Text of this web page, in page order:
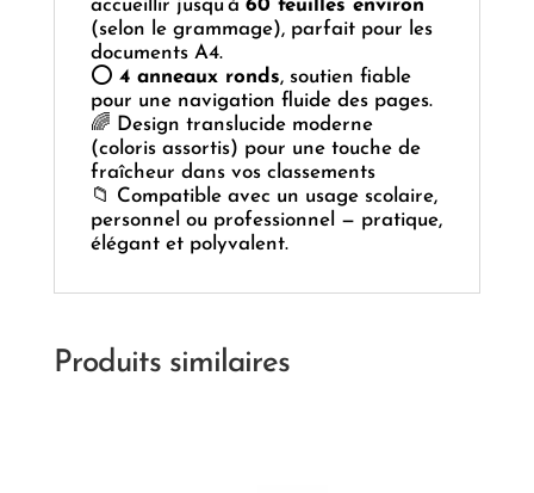
accueillir jusqu’à 60 feuilles environ
(selon le grammage), parfait pour les
documents A4.
⭕ 4 anneaux ronds, soutien fiable
pour une navigation fluide des pages.
🌈 Design translucide moderne
(coloris assortis) pour une touche de
fraîcheur dans vos classements
📁 Compatible avec un usage scolaire,
personnel ou professionnel — pratique,
élégant et polyvalent.
Produits similaires